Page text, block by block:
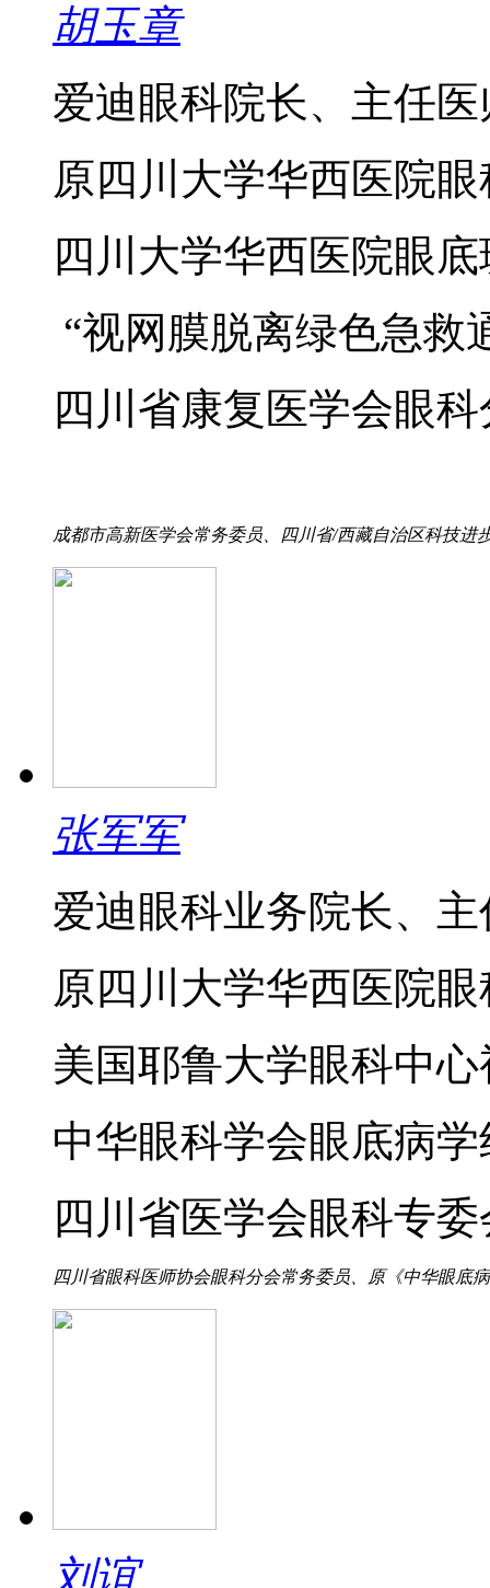
胡玉章
爱迪眼科院长、主任医
原四川大学华西医院
四川大学华西医院眼
“视网膜脱离绿色急救
四川省康复医学会眼
成都市高新医学会常务委员、四川省/西藏自治区科技进
张军军
爱迪眼科业务院长、
原四川大学华西医院
美国耶鲁大学眼科中
中华眼科学会眼底病
四川省医学会眼科专
四川省眼科医师协会眼科分会常务委员、原《中华眼底
刘谊